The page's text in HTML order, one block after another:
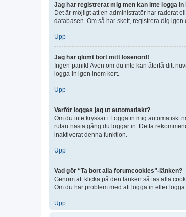
Jag har registrerat mig men kan inte logga in
Det är möjligt att en administratör har raderat
databasen. Om så har skett, registrera dig
Upp
Jag har glömt bort mitt lösenord!
Ingen panik! Även om du inte kan återfå ditt
logga in igen inom kort.
Upp
Varför loggas jag ut automatiskt?
Om du inte kryssar i Logga in mig automatiskt
rutan nästa gång du loggar in. Detta
inaktiverat denna funktion.
Upp
Vad gör “Ta bort alla forumcookies”-länken?
Genom att klicka på den länken så tas alla
Om du har problem med att logga in eller
Upp